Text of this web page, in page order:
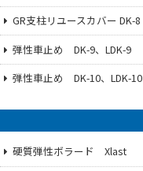
GR支柱リユースカバー DK-8
弾性車止め DK-9、LDK-9
弾性車止め DK-10、LDK-10
硬質弾性ボラード Xlast